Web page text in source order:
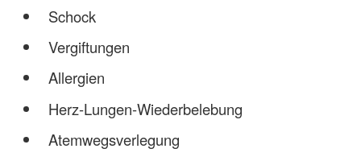
Schock
Vergiftungen
Allergien
Herz-Lungen-Wiederbelebung
Atemwegsverlegung